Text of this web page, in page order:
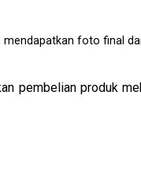
mendapatkan foto final
pembelian produk